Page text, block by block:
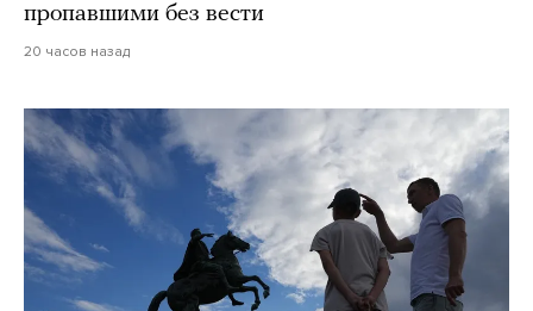
пропавшими без вести
20 часов назад